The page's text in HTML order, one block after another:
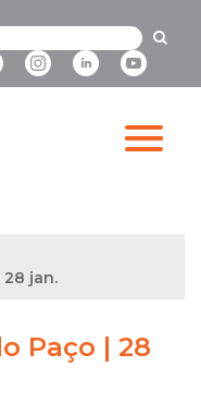
28 jan.
Paço | 28